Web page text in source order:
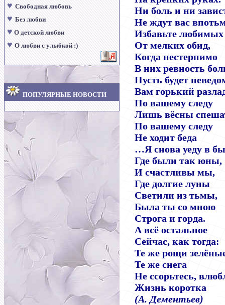
♥ Свободная любовь
♥ Без любви
♥ О детской любви
♥ О любви с улыбкой :)
ПОПУЛЯРНЫЕ НОВОСТИ
Ни боль и ни
Не ждут вас
Избавьте любимых
От мелких обид,
Когда нестерпимо
В них ревность
Пусть будет
Вам горький
По вашему следу
Лишь вёсны
По вашему следу
Не ходит беда
…Я снова уеду в
Где были так юны,
И счастливы мы,
Где долгие луны
Светили из тьмы,
Была ты со мною
Строга и горда.
А всё остальное
Сейчас, как тогда:
Те же рощи
Те же снега
Не ссорьтесь,
Жизнь коротка
(А. Дементьев)